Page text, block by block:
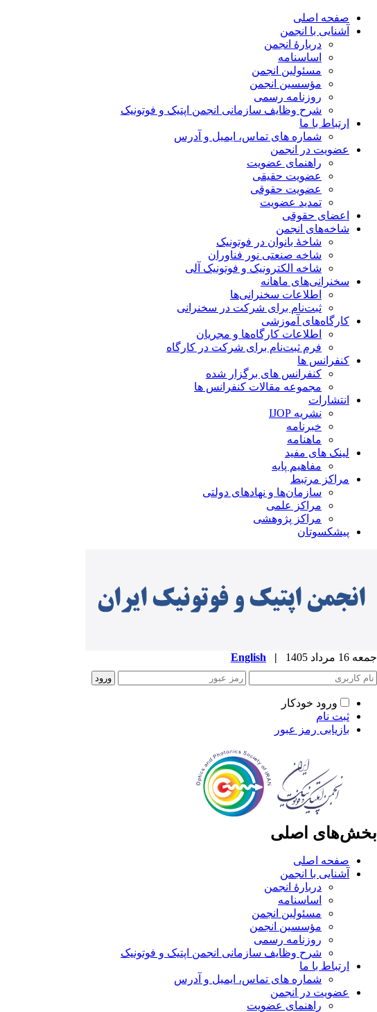
صفحه اصلی
آشنایی با انجمن
دربارۀ انجمن
اساسنامه
مسئولین انجمن
مؤسسین انجمن
روزنامه رسمی
شرح وظایف سازمانی انجمن اپتیک و فوتونیک
ارتباط با ما
شماره های تماس، ایمیل و آدرس
عضویت در انجمن
راهنمای عضویت
عضویت حقیقی
عضویت حقوقی
تمدید عضویت
اعضای حقوقی
شاخه‌های انجمن
شاخۀ بانوان در فوتونیک
شاخه صنعتی نور فناوران
شاخه‌ الکترونیک و فوتونیک آلی
سخنرانی‌های ماهانه
اطلاعات سخنرانی‌‌ها
ثبت‌نام برای شرکت در سخنرانی
کارگاه‌های آموزشی
اطلاعات کارگاه‌ها و مجریان
فرم ثبت‌نام برای شرکت در کارگاه
کنفرانس ها
کنفرانس های برگزار شده
مجموعه مقالات کنفرانس ها
انتشارات
نشریه IJOP
خبرنامه
ماهنامه
لینک های مفید
مفاهیم پایه
مراکز مرتبط
سازمان‌ها و نهادهای دولتی
مراکز علمی
مراکز پژوهشی
پیشکسوتان
جمعه 16 مرداد 1405 |
English
ورود خودکار
ثبت نام
بازیابی رمز عبور
بخش‌های اصلی
صفحه اصلی
آشنایی با انجمن
دربارۀ انجمن
اساسنامه
مسئولین انجمن
مؤسسین انجمن
روزنامه رسمی
شرح وظایف سازمانی انجمن اپتیک و فوتونیک
ارتباط با ما
شماره های تماس، ایمیل و آدرس
عضویت در انجمن
راهنمای عضویت